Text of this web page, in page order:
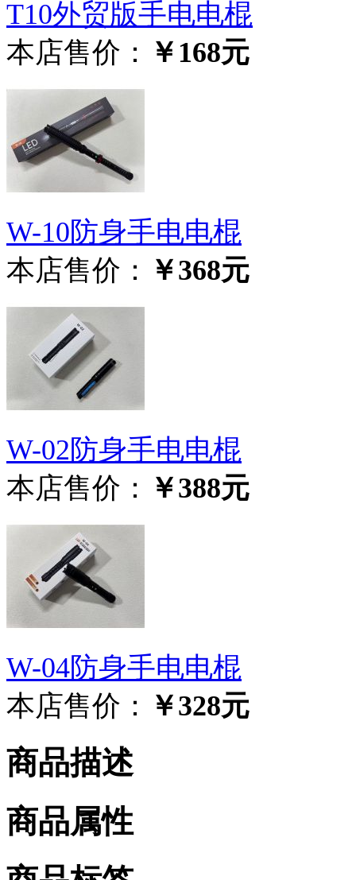
T10外贸版手电电棍
本店售价： ￥168元
W-10防身手电电棍
本店售价： ￥368元
W-02防身手电电棍
本店售价： ￥388元
W-04防身手电电棍
本店售价： ￥328元
商品描述
商品属性